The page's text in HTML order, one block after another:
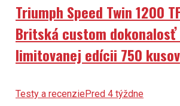
Triumph Speed Twin 1200
Britská custom dokonalosť
limitovanej edícii 750 kusov
Testy a recenziePred 4 týždne